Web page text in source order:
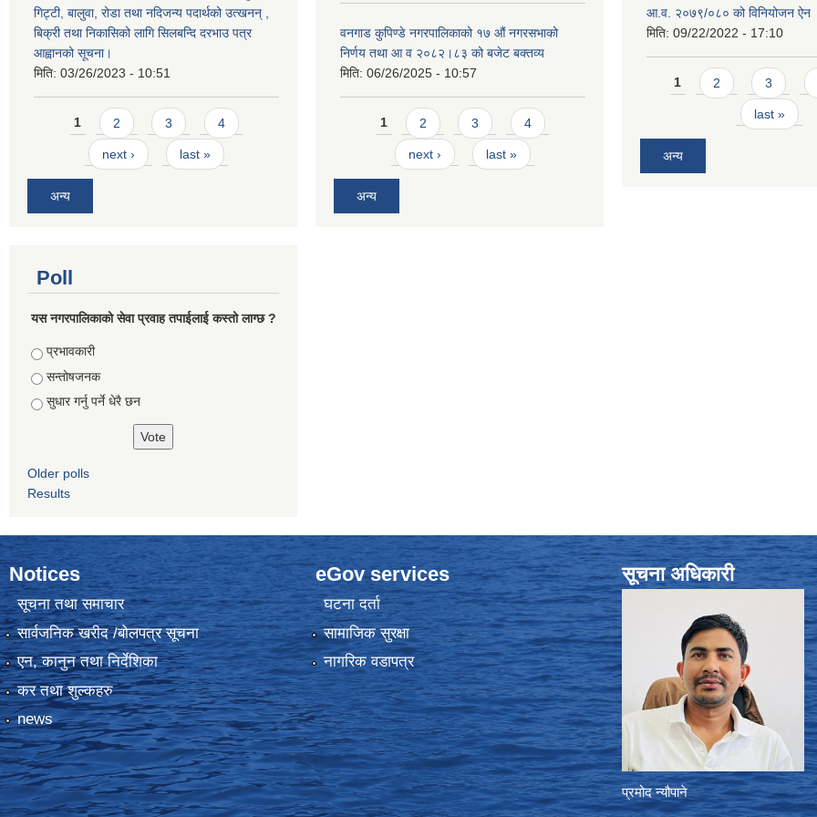
गिट्टी, बालुवा, रोडा तथा नदिजन्य पदार्थको उत्खनन् ,
बिक्री तथा निकासिको लागि सिलबन्दि दरभाउ पत्र
आह्वानको सूचना।
मिति: 03/26/2023 - 10:51
Pages
1 2 3 4
next › last »
अन्य
वनगाड कुपिण्डे नगरपालिकाको १७ ‍औं नगरसभाको
निर्णय तथा आ व २०८२।८३ को बजेट बक्तव्य
मिति: 06/26/2025 - 10:57
Pages
1 2 3 4
next › last »
अन्य
आ.व. २०७९/०८० को विनियोजन ऐन
मिति: 09/22/2022 - 17:10
Pages
1 2 3
last »
अन्य
Poll
यस नगरपालिकाको सेवा प्रवाह तपाईलाई कस्तो लाग्छ ?
Choices
प्रभावकारी
सन्तोषजनक
सुधार गर्नु पर्ने धेरै छन
Older polls
Results
Notices
सूचना तथा समाचार
सार्वजनिक खरीद /बोलपत्र सूचना
एन, कानुन तथा निर्देशिका
कर तथा शुल्कहरु
news
eGov services
घटना दर्ता
सामाजिक सुरक्षा
नागरिक वडापत्र
सूचना अधिकारी
प्रमोद न्यौपाने